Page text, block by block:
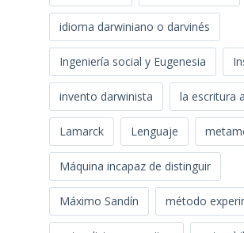
idioma darwiniano o darvinés
Ingeniería social y Eugenesia
invento darwinista la escritura
Lamarck Lenguaje
Máquina incapaz de distinguir
Máximo Sandín método